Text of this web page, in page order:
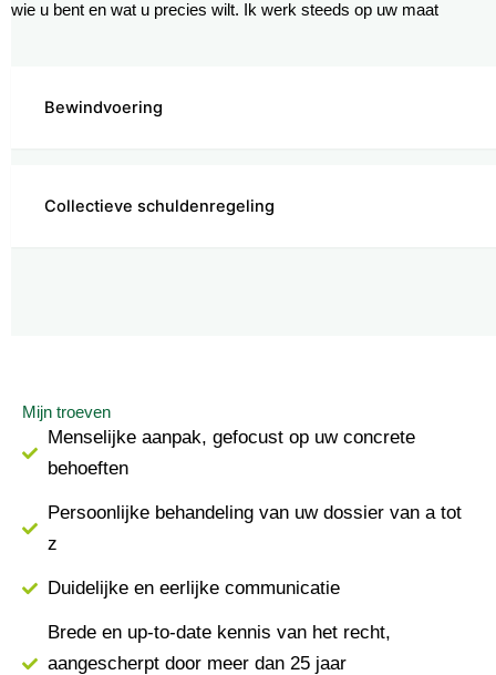
Bewindvoering
Collectieve schuldenregeling
wie u bent en wat u precies wilt. Ik werk steeds op uw maat
Mijn troeven
Menselijke aanpak, gefocust op uw concrete
behoeften
Persoonlijke behandeling van uw dossier van a tot
z
Duidelijke en eerlijke communicatie
Brede en up-to-date kennis van het recht,
aangescherpt door meer dan 25 jaar